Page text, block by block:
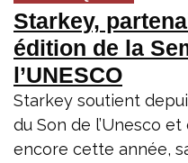
Starkey,
édition de la
l’UNESCO
Starkey soutient
du Son de l’Unesco
encore cette année,